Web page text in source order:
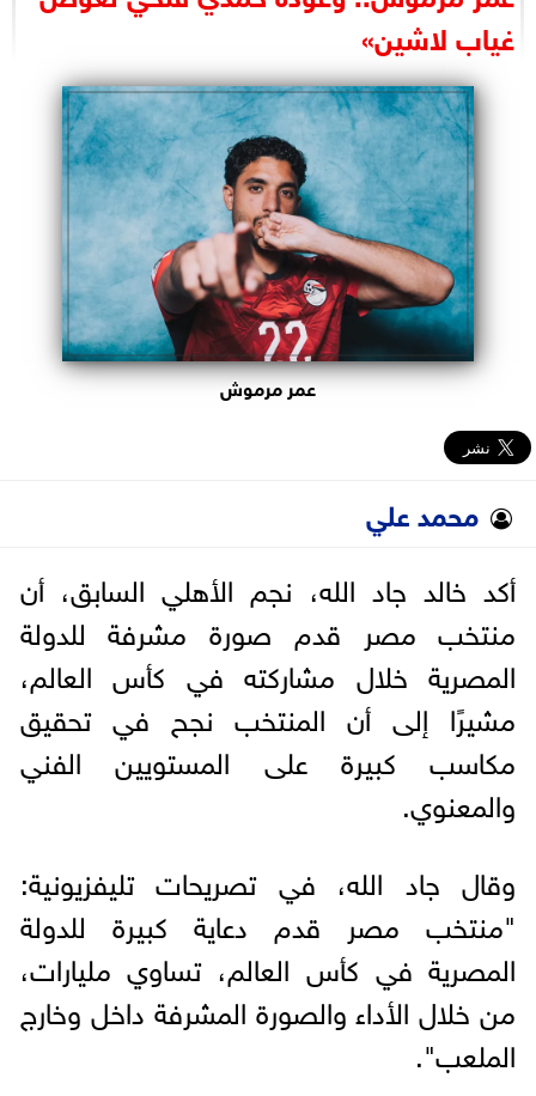
البرلمان
الوزارات
الأحزاب
غياب لاشين»
عمر مرموش
محمد علي
أكد خالد جاد الله، نجم الأهلي السابق، أن
منتخب مصر قدم صورة مشرفة للدولة
المصرية خلال مشاركته في كأس العالم،
مشيرًا إلى أن المنتخب نجح في تحقيق
مكاسب كبيرة على المستويين الفني
والمعنوي.
وقال جاد الله، في تصريحات تليفزيونية:
"منتخب مصر قدم دعاية كبيرة للدولة
المصرية في كأس العالم، تساوي مليارات،
من خلال الأداء والصورة المشرفة داخل وخارج
الملعب".